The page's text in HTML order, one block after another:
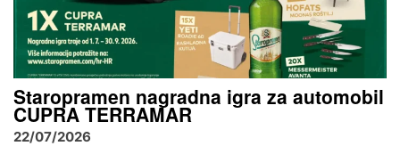
Staropramen nagradna igra za automobil
CUPRA TERRAMAR
22/07/2026